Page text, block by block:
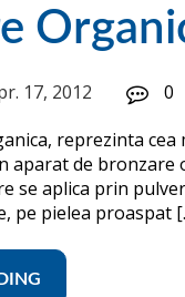
17, 2012
0
reprezinta
aparat de
se aplica prin
pe pielea proaspat